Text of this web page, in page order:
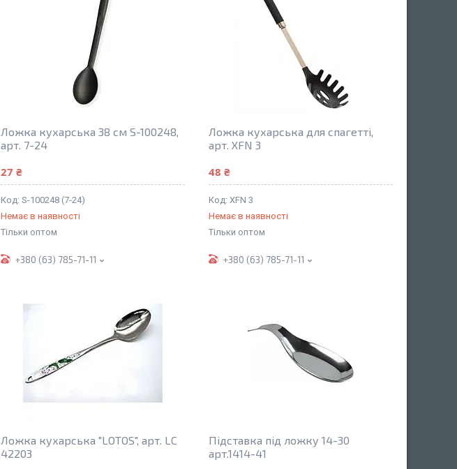
Ложка кухарська 38 см S-100248,
арт. 7-24
27 ₴
S-100248 (7-24)
Немає в наявності
Тільки оптом
+380 (63) 785-71-11
Ложка кухарська для спагетті,
арт. XFN 3
48 ₴
XFN 3
Немає в наявності
Тільки оптом
+380 (63) 785-71-11
Ложка кухарська "LOTOS", арт. LC
42203
Підставка під ложку 14-30
арт.1414-41